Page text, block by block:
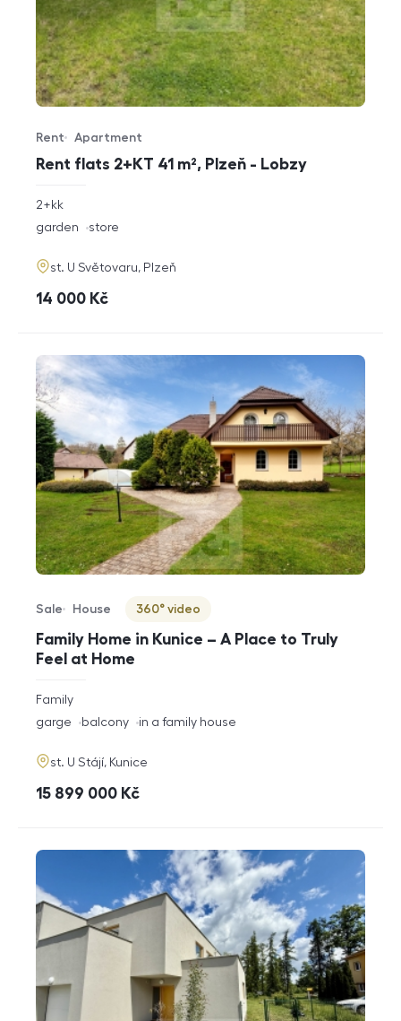
Rent flats 2+KT 41 m², Plzeň - Lobzy
Offer type
Rent
Property type
Apartment
rozměry
2+kk
funkce
garden store
adresa
st. U Světovaru, Plzeň
cena
14 000 Kč
Family Home in Kunice – A Place to Truly
Feel at Home
Offer type
Sale
Property type
House
Virtuální prohlídka
360° video
rozměry
disposition
Family
funkce
garge balcony in a family house
adresa
st. U Stájí, Kunice
cena
15 899 000 Kč